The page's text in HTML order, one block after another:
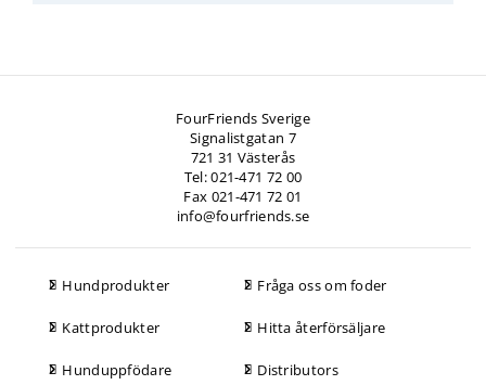
FourFriends Sverige
Signalistgatan 7
721 31 Västerås
Tel: 021-471 72 00
Fax 021-471 72 01
info@fourfriends.se
Hundprodukter
Kattprodukter
Hunduppfödare
Fråga oss om foder
Hitta återförsäljare
Distributors